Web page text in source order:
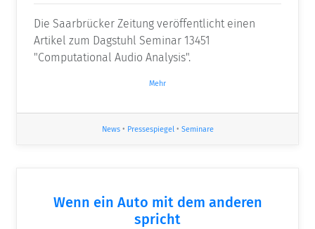
Die Saarbrücker Zeitung veröffentlicht einen
Artikel zum Dagstuhl Seminar 13451
"Computational Audio Analysis".
Mehr
News• Pressespiegel• Seminare
Wenn ein Auto mit dem anderen
spricht